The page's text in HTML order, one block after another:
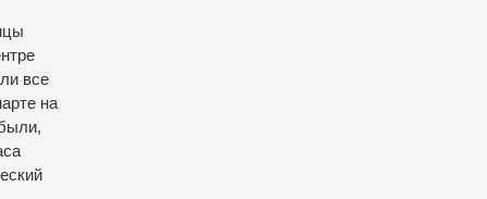
все
на